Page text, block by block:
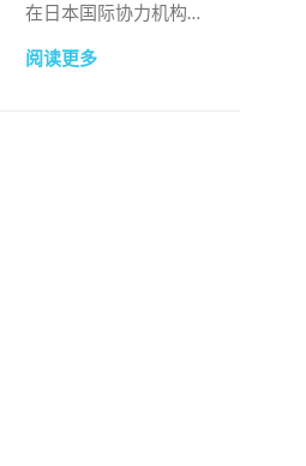
在日本国际协力机构和
三菱日联集团越南住房
金融研讨会上就我们最
阅读更多